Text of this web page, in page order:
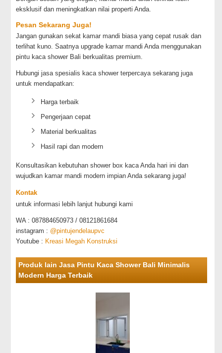
eksklusif dan meningkatkan nilai properti Anda.
Pesan Sekarang Juga!
Jangan gunakan sekat kamar mandi biasa yang cepat rusak dan
terlihat kuno. Saatnya upgrade kamar mandi Anda menggunakan
pintu kaca shower Bali berkualitas premium.
Hubungi jasa spesialis kaca shower terpercaya sekarang juga
untuk mendapatkan:
Harga terbaik
Pengerjaan cepat
Material berkualitas
Hasil rapi dan modern
Konsultasikan kebutuhan shower box kaca Anda hari ini dan
wujudkan kamar mandi modern impian Anda sekarang juga!
Kontak
untuk informasi lebih lanjut hubungi kami
WA : 087884650973 / 08121861684
instagram : @pintujendelaupvc
Youtube : Kreasi Megah Konstruksi
Produk lain Jasa Pintu Kaca Shower Bali Minimalis
Modern Harga Terbaik